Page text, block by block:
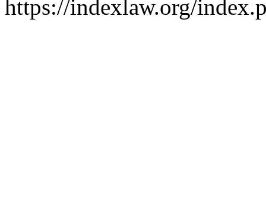
https://indexlaw.org/